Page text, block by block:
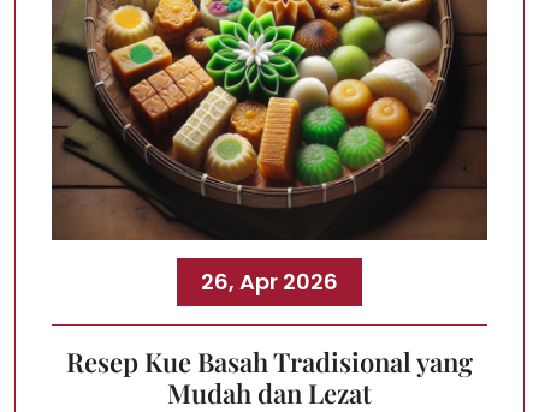
26, Apr 2026
Resep Kue Basah Tradisional yang
Mudah dan Lezat